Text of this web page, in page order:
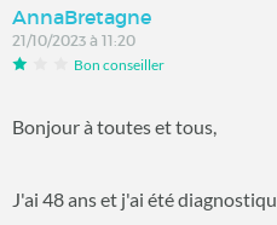
AnnaBretagne
21/10/2023 à 11:20
Bon conseiller
Bonjour à toutes et tous,
J'ai 48 ans et j'ai été